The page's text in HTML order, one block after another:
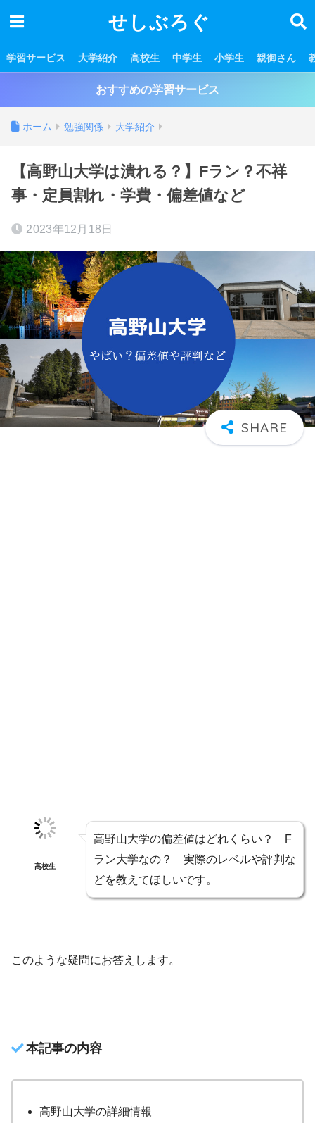
せしぶろぐ
学習サービス 大学紹介 高校生 中学生 小学生 親御さん
おすすめの学習サービス
ホーム 勉強関係 大学紹介
【高野山大学は潰れる？】Fラン？不祥
事・定員割れ・学費・偏差値など
2023年12月18日
高校生
高野山大学の偏差値はどれくらい？ F
ラン大学なの？ 実際のレベルや評判な
どを教えてほしいです。
このような疑問にお答えします。
本記事の内容
高野山大学の詳細情報